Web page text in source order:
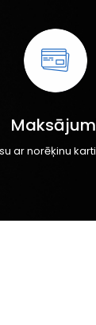
ar norēķinu